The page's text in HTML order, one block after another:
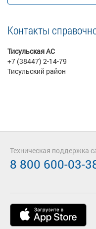
Контакты
Тисульская АС
+7 (38447) 2-14-79
Тисульский район
Техническая поддержка
8 800 600-03-